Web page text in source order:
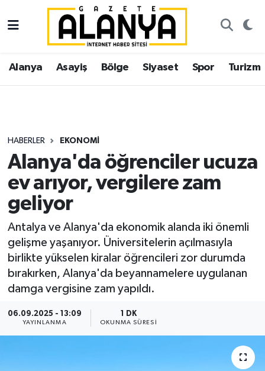
Alanya Asayiş Bölge Siyaset Spor Turizm
HABERLER EKONOMI
Alanya'da öğrenciler ucuza
ev arıyor, vergilere zam
geliyor
Antalya ve Alanya'da ekonomik alanda iki önemli
gelişme yaşanıyor. Üniversitelerin açılmasıyla
birlikte yükselen kiralar öğrencileri zor durumda
bırakırken, Alanya'da beyannamelere uygulanan
damga vergisine zam yapıldı.
06.09.2025 - 13:09
YAYINLANMA
1 DK
OKUNMA SÜRESI
Alanya
Asayiş
Siyaset
Spor
Turizm
Ekonomi
Gazipaşa
İstanbul Nöbetçi Eczaneler
İstanbul Hava Durumu
Süper Lig Puan Durumu ve Fikstür
Tüm Manşetler
Son Dakika Haberleri
Haber Arşivi